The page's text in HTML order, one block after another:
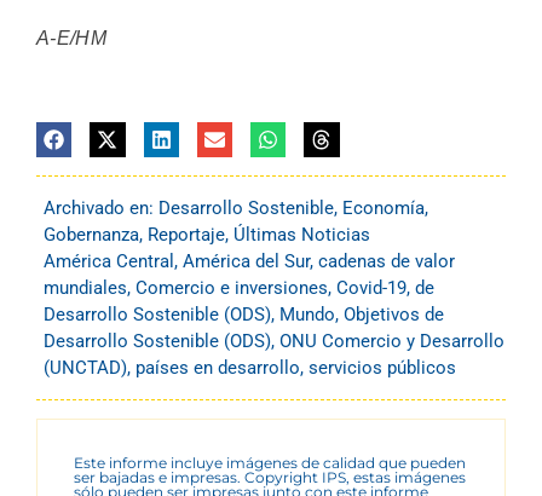
A-E/HM
Archivado en: Desarrollo Sostenible, Economía,
Gobernanza, Reportaje, Últimas Noticias
América Central , América del Sur, cadenas de valor
mundiales, Comercio e inversiones, Covid-19, de
Desarrollo Sostenible (ODS), Mundo, Objetivos de
Desarrollo Sostenible (ODS), ONU Comercio y Desarrollo
(UNCTAD), países en desarrollo, servicios públicos
Este informe incluye imágenes de calidad que pueden
ser bajadas e impresas. Copyright IPS, estas imágenes
sólo pueden ser impresas junto con este informe